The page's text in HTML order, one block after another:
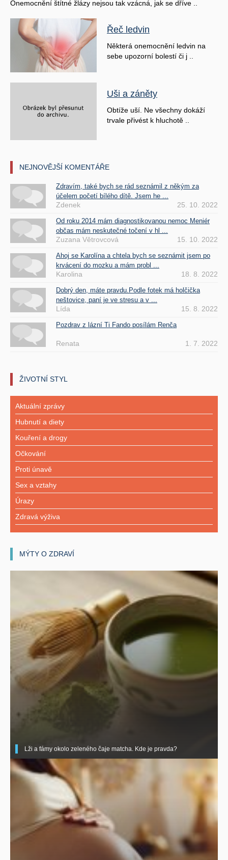
Onemocnění štítné žlázy nejsou tak vzácná, jak se dříve ..
Řeč ledvin
Některá onemocnění ledvin na
sebe upozorní bolestí či j ..
Uši a záněty
Obtíže uší. Ne všechny dokáží
trvale přivést k hluchotě ..
NEJNOVĚJŠÍ KOMENTÁŘE
Zdravím, také bych se rád seznámil z někým za
účelem početí bílého dítě. Jsem he ...
Zdenek 25. 10. 2022
Od roku 2014 mám diagnostikovanou nemoc Meniér
občas mám neskutečné točení v hl ...
Zuzana Větrovcová 15. 10. 2022
Ahoj se Karolína a chtela bych se seznámit jsem po
krvácení do mozku a mám probl ...
Karolina 18. 8. 2022
Dobrý den, máte pravdu.Podle fotek má holčička
neštovice, paní je ve stresu a v ...
Lída 15. 8. 2022
Pozdrav z lázní Ti Fando posílám Renča
Renata 1. 7. 2022
ŽIVOTNÍ STYL
Aktuální zprávy
Hubnutí a diety
Kouření a drogy
Očkování
Proti únavě
Sex a vztahy
Úrazy
Zdravá výživa
MÝTY O ZDRAVÍ
Lži a fámy okolo zeleného čaje matcha. Kde je pravda?